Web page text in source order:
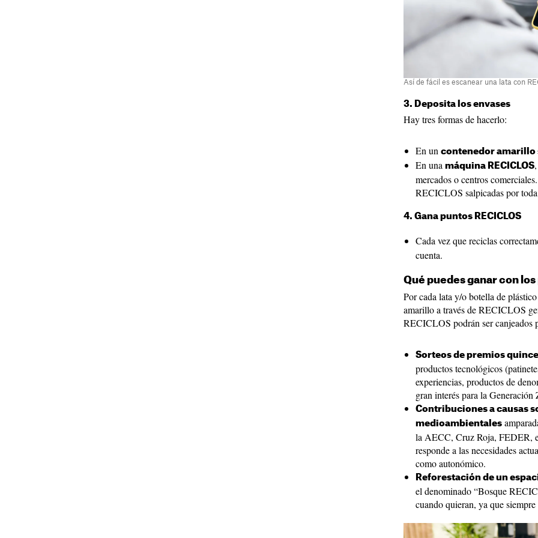
Así de fácil es escanear una lata con
3. Deposita los envases
Hay tres formas de hacerlo:
En un contenedor amarillo
En una máquina RECICLOS
mercados o centros
RECICLOS salpicadas por
4. Gana puntos RECICLOS
Cada vez que reciclas
cuenta.
Qué puedes ganar con los
Por cada lata y/o botella de
amarillo a través de RECICLOS
RECICLOS podrán ser canjeados
Sorteos de premios
productos tecnológicos
experiencias, productos de
gran interés para la Generación
Contribuciones a causas
medioambientales
la AECC, Cruz Roja, FEDER,
responde a las necesidades
como autonómico.
Reforestación de un
el denominado “Bosque
cuando quieran, ya que